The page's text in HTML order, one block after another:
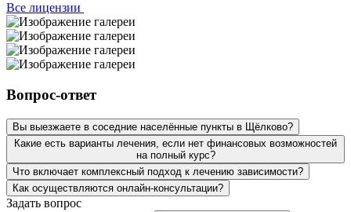
Все лицензии
Вопрос-ответ
Вы выезжаете в соседние населённые пункты в Щёлково?
Какие есть варианты лечения, если нет финансовых возможностей
на полный курс?
Что включает комплексный подход к лечению зависимости?
Как осуществляются онлайн-консультации?
Задать вопрос